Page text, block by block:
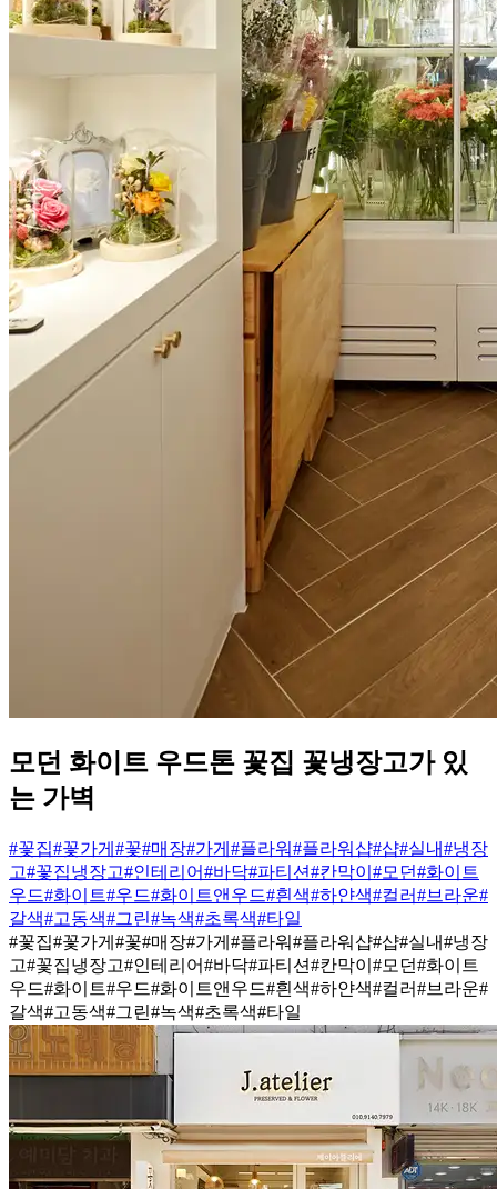
모던 화이트 우드톤 꽃집 꽃냉장고가 있
는 가벽
#꽃집#꽃가게 #꽃#매장#가게 #플라워#플라워샵#샵#실내#냉장
고#꽃집냉장고#인테리어#바닥#파티션#칸막이 #모던#화이트
우드#화이트#우드#화이트앤우드#흰색#하얀색#컬러#브라운#
갈색#고동색#그린#녹색#초록색#타일
#꽃집#꽃가게 #꽃#매장#가게 #플라워#플라워샵#샵#실내#냉장
고#꽃집냉장고#인테리어#바닥#파티션#칸막이 #모던#화이트
우드#화이트#우드#화이트앤우드#흰색#하얀색#컬러#브라운#
갈색#고동색#그린#녹색#초록색#타일